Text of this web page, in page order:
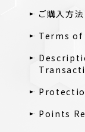
ご購入方法
Terms of
Points